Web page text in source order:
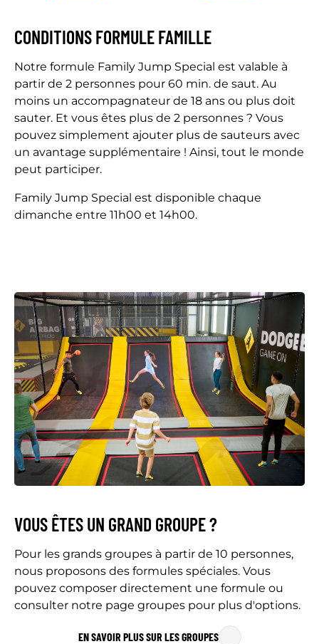
CONDITIONS FORMULE FAMILLE
Notre formule Family Jump Special est valable à
partir de 2 personnes pour 60 min. de saut. Au
moins un accompagnateur de 18 ans ou plus doit
sauter. Et vous êtes plus de 2 personnes ? Vous
pouvez simplement ajouter plus de sauteurs avec
un avantage supplémentaire ! Ainsi, tout le monde
peut participer.
Family Jump Special est disponible chaque
dimanche entre 11h00 et 14h00.
VOUS ÊTES UN GRAND GROUPE ?
Pour les grands groupes à partir de 10 personnes,
nous proposons des formules spéciales. Vous
pouvez composer directement une formule ou
consulter notre page groupes pour plus d'options.
EN SAVOIR PLUS SUR LES GROUPES